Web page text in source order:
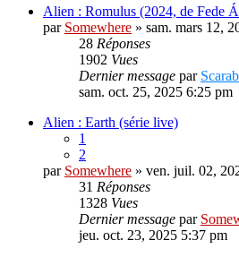
Alien : Romulus (2024, de Fede
par Somewhere » sam. mars 12,
28 Réponses
1902 Vues
Dernier message par
sam. oct. 25, 2025 6:25 pm
Alien : Earth (série live)
1
2
par Somewhere » ven. juil. 02,
31 Réponses
1328 Vues
Dernier message par
jeu. oct. 23, 2025 5:37 pm